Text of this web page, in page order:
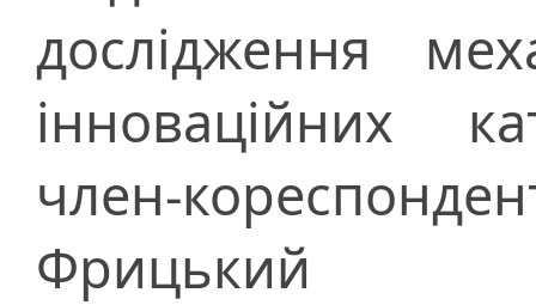
дослідження
інноваційних
член-
Фрицький